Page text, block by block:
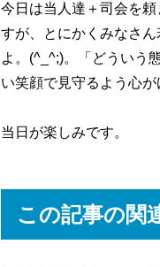
今日は当人達＋司会を
すが、とにかくみなさ
よ。(^_^;)。「どういう
い笑顔で見守るよう心
当日が楽しみです。
この記事の関